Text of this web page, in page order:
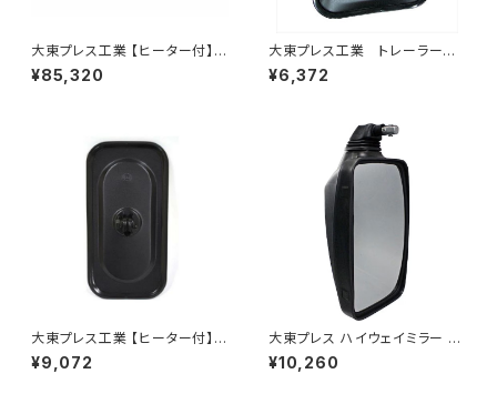
大東プレス工業 【ヒーター付】ハ
イウェイリモコンミラー DI-712
1CXE
¥85,320
大東プレス工業 トレーラーミ
ラー 黒 UD L013 NS
角型 左 DI-58B
¥6,372
大東プレス工業 【ヒーター付】サ
イドミラー/バックミラーJ08 DI
-7BZ
¥9,072
大東プレス ハイウェイミラー R1
¥10,260